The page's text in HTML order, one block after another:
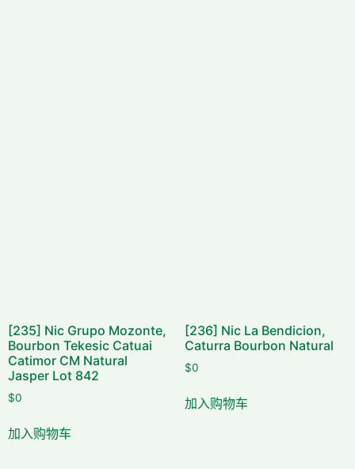
[235] Nic Grupo Mozonte,
Bourbon Tekesic Catuai
Catimor CM Natural
Jasper Lot 842
$0
加入购物车
[236] Nic La Bendicion,
Caturra Bourbon Natural
$0
加入购物车